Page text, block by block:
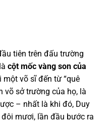
tiên trên đấu trường
cột mốc vàng son của
một võ sĩ đến từ “quê
võ sở trường của họ, là
– nhất là khi đó, Duy
mươi, lần đầu bước ra